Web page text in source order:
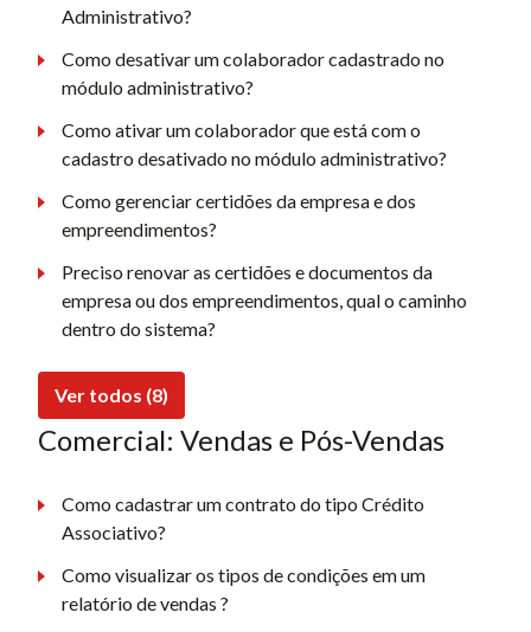
Administrativo?
Como desativar um colaborador cadastrado no
módulo administrativo?
Como ativar um colaborador que está com o
cadastro desativado no módulo administrativo?
Como gerenciar certidões da empresa e dos
empreendimentos?
Preciso renovar as certidões e documentos da
empresa ou dos empreendimentos, qual o caminho
dentro do sistema?
Ver todos (8)
Comercial: Vendas e Pós-Vendas
Como cadastrar um contrato do tipo Crédito
Associativo?
Como visualizar os tipos de condições em um
relatório de vendas ?